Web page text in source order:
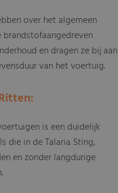
over het algemeen
en dragen ze bij aan
van het voertuig.
is een duidelijk
die in de Talaria Sting,
en zonder langdurige